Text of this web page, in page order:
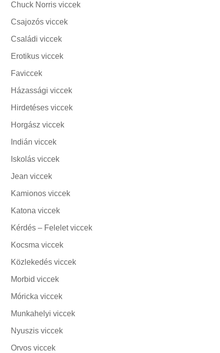
Chuck Norris viccek
Csajozós viccek
Családi viccek
Erotikus viccek
Faviccek
Házassági viccek
Hirdetéses viccek
Horgász viccek
Indián viccek
Iskolás viccek
Jean viccek
Kamionos viccek
Katona viccek
Kérdés – Felelet viccek
Kocsma viccek
Közlekedés viccek
Morbid viccek
Móricka viccek
Munkahelyi viccek
Nyuszis viccek
Orvos viccek